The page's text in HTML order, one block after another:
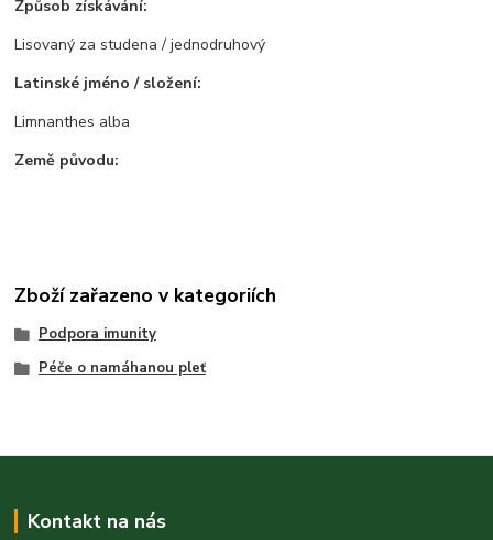
Způsob získávání:
Lisovaný za studena / jednodruhový
Latinské jméno / složení:
Limnanthes alba
Země původu:
Zboží zařazeno v kategoriích
Podpora imunity
Péče o namáhanou pleť
Kontakt na nás